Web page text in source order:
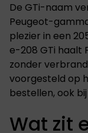
De GTi-naam
Peugeot-
plezier in een
e-208 GTi haalt
zonder
voorgesteld op
bestellen, ook
Wat zit